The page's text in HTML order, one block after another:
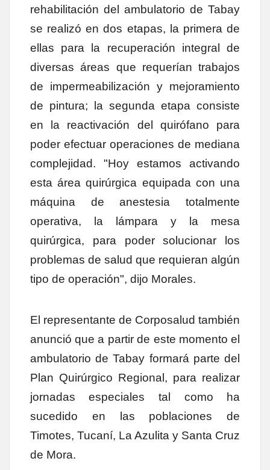
rehabilitación del ambulatorio de Tabay
se realizó en dos etapas, la primera de
ellas para la recuperación integral de
diversas áreas que requerían trabajos
de impermeabilización y mejoramiento
de pintura; la segunda etapa consiste
en la reactivación del quirófano para
poder efectuar operaciones de mediana
complejidad. "Hoy estamos activando
esta área quirúrgica equipada con una
máquina de anestesia totalmente
operativa, la lámpara y la mesa
quirúrgica, para poder solucionar los
problemas de salud que requieran algún
tipo de operación", dijo Morales.
El representante de Corposalud también
anunció que a partir de este momento el
ambulatorio de Tabay formará parte del
Plan Quirúrgico Regional, para realizar
jornadas especiales tal como ha
sucedido en las poblaciones de
Timotes, Tucaní, La Azulita y Santa Cruz
de Mora.